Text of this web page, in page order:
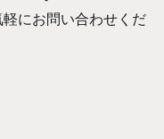
にお問い合わせくだ